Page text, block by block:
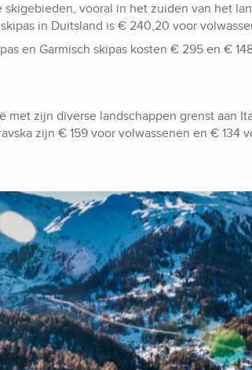
vooral in het zuiden van het
in Duitsland is € 240,20 voor
en Garmisch skipas kosten € 295 en €
met zijn diverse landschappen grenst aan
zijn € 159 voor volwassenen en € 134